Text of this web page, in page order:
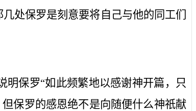
处保罗是刻意要将自己与他的同工们
明保罗“如此频繁地以感谢神开篇，只
保罗的感恩绝不是向随便什么神祇献